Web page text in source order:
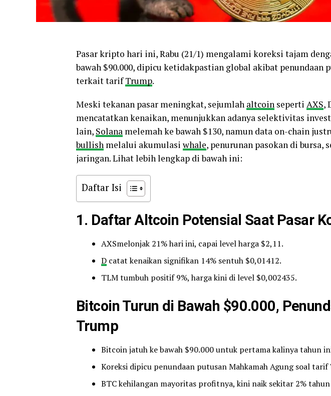
Pasar kripto hari ini, Rabu (21/1) mengalami koreksi tajam
bawah $90.000, dipicu ketidakpastian global akibat penundaan
terkait tarifTrump.
Meski tekanan pasar meningkat, sejumlah altcoin seperti AXS,
mencatatkan kenaikan, menunjukkan adanya selektivitas
lain, Solana melemah ke bawah $130, namun data on-chain
bullish melalui akumulasi whale, penurunan pasokan di
jaringan. Lihat lebih lengkap di bawah ini:
Daftar Isi
1. Daftar Altcoin Potensial Saat Pasar
AXSmelonjak 21% hari ini, capai level harga $2,11.
D catat kenaikan signifikan 14% sentuh $0,01412.
TLM tumbuh positif 9%, harga kini di level $0,002435.
Bitcoin Turun di Bawah $90.000,
Trump
Bitcoin jatuh ke bawah $90.000 untuk pertama kalinya tahun
Koreksi dipicu penundaan putusan Mahkamah Agung soal
BTC kehilangan mayoritas profitnya, kini naik sekitar 2%